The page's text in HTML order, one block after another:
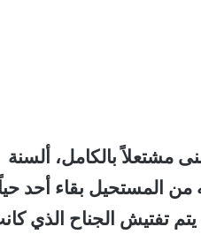
مشتعلاً بالكامل، ألسنة
من المستحيل بقاء أحد حياً
تفتيش الجناح الذي